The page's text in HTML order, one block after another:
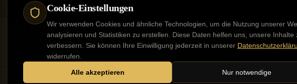
Cookie-Einstellungen
Wir verwenden Cookies und ähnliche Technologien, um die Nutzung unserer
analysieren und Statistiken zu erstellen. Diese Daten helfen uns, unsere Inhalte
verbessern. Sie können Ihre Einwilligung jederzeit in unserer
widerrufen.
Alle akzeptieren Nur notwendige
KontaktImpressumDatenschutzWerbung buchen